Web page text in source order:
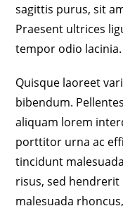
sagittis purus, sit
Praesent ultrices
tempor odio lacinia.
Quisque laoreet
bibendum.
aliquam lorem
porttitor urna ac
tincidunt
risus, sed hendrerit
malesuada